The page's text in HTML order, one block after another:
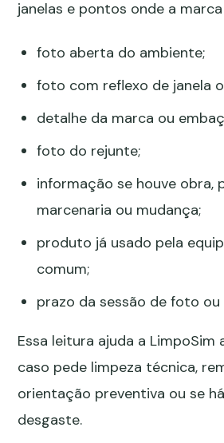
janelas e pontos onde a
foto aberta do ambiente;
foto com reflexo de janela
detalhe da marca ou
foto do rejunte;
informação se houve obra,
marcenaria ou mudança;
produto já usado pela
comum;
prazo da sessão de foto ou
Essa leitura ajuda a LimpoSim
caso pede limpeza técnica,
orientação preventiva ou se
desgaste.